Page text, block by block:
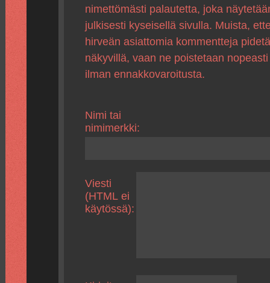
nimettömästi palautetta, joka
julkisesti kyseisellä sivulla. Muista,
hirveän asiattomia kommentteja pidetä
näkyvillä, vaan ne poistetaan
ilman ennakkovaroitusta.
Nimi tai
nimimerkki:
Viesti
(HTML ei
käytössä):